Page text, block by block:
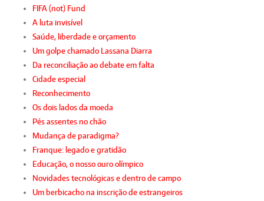
FIFA (not) Fund
A luta invisível
Saúde, liberdade e orçamento
Um golpe chamado Lassana Diarra
Da reconciliação ao debate em falta
Cidade especial
Reconhecimento
Os dois lados da moeda
Pés assentes no chão
Mudança de paradigma?
Franque: legado e gratidão
Educação, o nosso ouro olímpico
Novidades tecnológicas e dentro de campo
Um berbicacho na inscrição de estrangeiros